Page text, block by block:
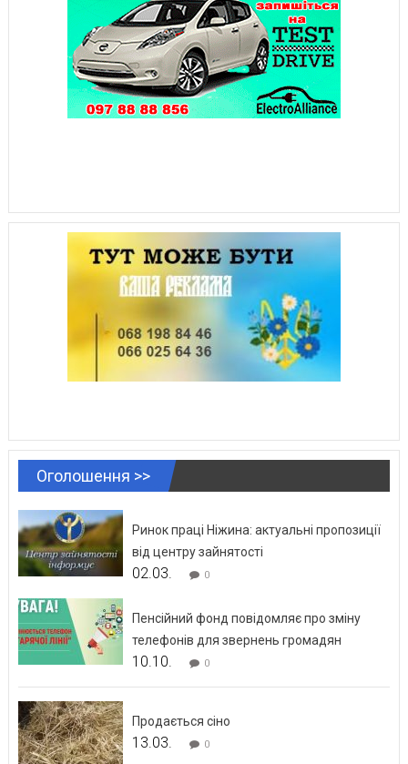
Оголошення >>
Ринок праці Ніжина: актуальні пропозиції
від центру зайнятості
02.03. 0
Пенсійний фонд повідомляє про зміну
телефонів для звернень громадян
10.10. 0
Продається сіно
13.03. 0